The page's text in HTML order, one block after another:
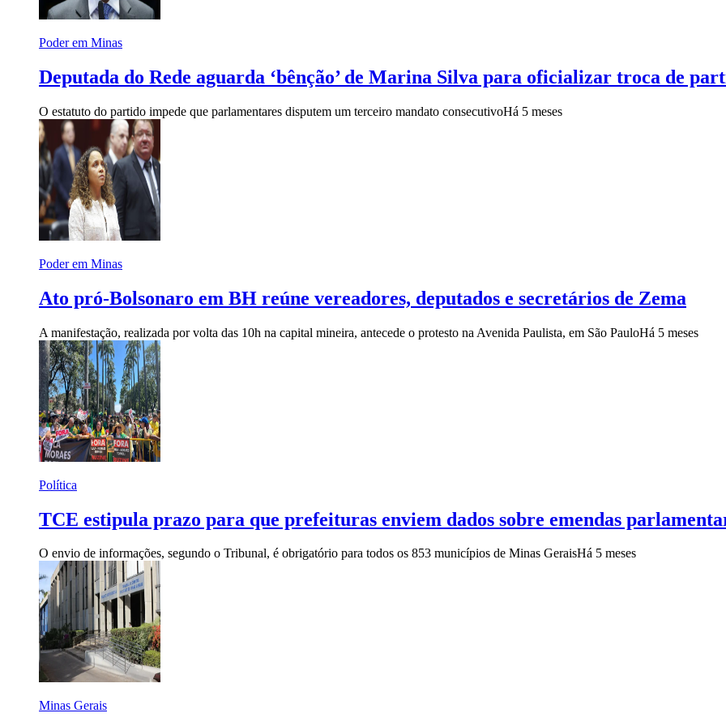
Poder em Minas
Deputada do Rede aguarda ‘bênção’ de Marina Silva para oficializar troca de
O estatuto do partido impede que parlamentares disputem um terceiro mandato consecutivoHá 5 meses
Poder em Minas
Ato pró-Bolsonaro em BH reúne vereadores, deputados e secretários de Zema
A manifestação, realizada por volta das 10h na capital mineira, antecede o protesto na Avenida Paulista, em São PauloHá 5 meses
Política
TCE estipula prazo para que prefeituras enviem dados sobre emendas
O envio de informações, segundo o Tribunal, é obrigatório para todos os 853 municípios de Minas GeraisHá 5 meses
Minas Gerais